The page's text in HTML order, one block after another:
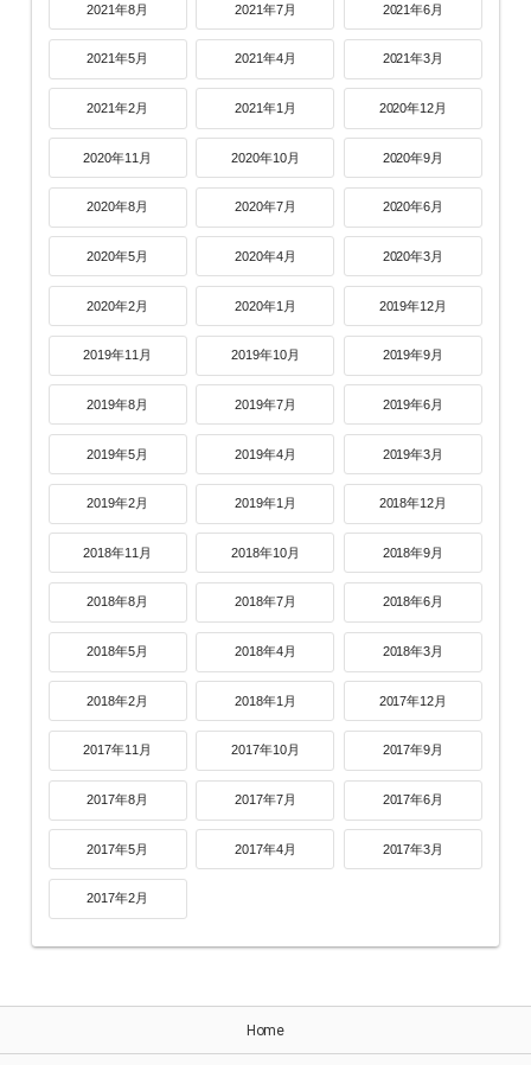
2021年8月 2021年7月 2021年6月
2021年5月 2021年4月 2021年3月
2021年2月 2021年1月 2020年12月
2020年11月 2020年10月 2020年9月
2020年8月 2020年7月 2020年6月
2020年5月 2020年4月 2020年3月
2020年2月 2020年1月 2019年12月
2019年11月 2019年10月 2019年9月
2019年8月 2019年7月 2019年6月
2019年5月 2019年4月 2019年3月
2019年2月 2019年1月 2018年12月
2018年11月 2018年10月 2018年9月
2018年8月 2018年7月 2018年6月
2018年5月 2018年4月 2018年3月
2018年2月 2018年1月 2017年12月
2017年11月 2017年10月 2017年9月
2017年8月 2017年7月 2017年6月
2017年5月 2017年4月 2017年3月
2017年2月
Home